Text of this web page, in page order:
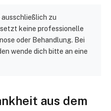
zu
keine professionelle
oder Behandlung. Bei
wende dich bitte an eine
aus dem